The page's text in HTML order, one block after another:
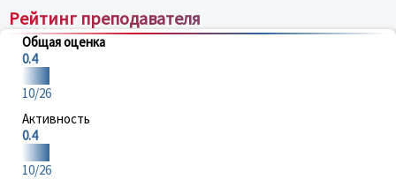
Рейтинг преподавателя
Общая оценка
0.4
10/26
Активность
0.4
10/26